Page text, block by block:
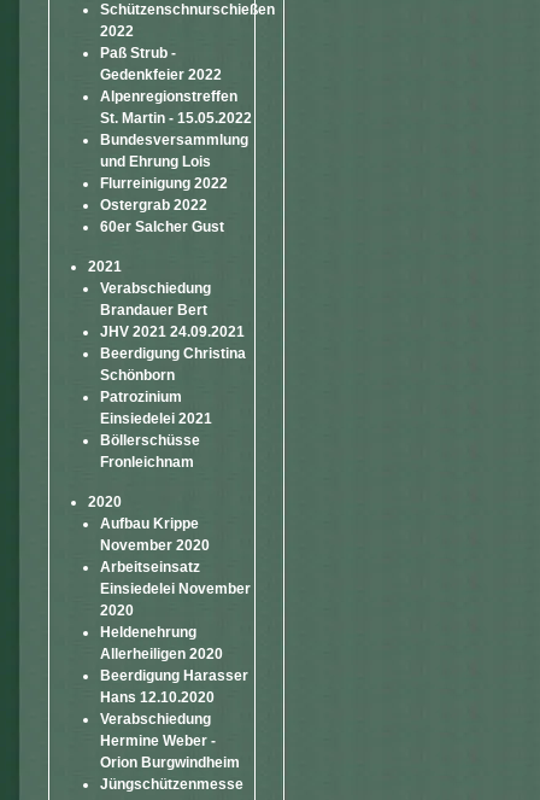
Schützenschnurschießen
2022
Paß Strub -
Gedenkfeier 2022
Alpenregionstreffen
St. Martin - 15.05.2022
Bundesversammlung
und Ehrung Lois
Flurreinigung 2022
Ostergrab 2022
60er Salcher Gust
2021
Verabschiedung
Brandauer Bert
JHV 2021 24.09.2021
Beerdigung Christina
Schönborn
Patrozinium
Einsiedelei 2021
Böllerschüsse
Fronleichnam
2020
Aufbau Krippe
November 2020
Arbeitseinsatz
Einsiedelei November
2020
Heldenehrung
Allerheiligen 2020
Beerdigung Harasser
Hans 12.10.2020
Verabschiedung
Hermine Weber -
Orion Burgwindheim
Jüngschützenmesse